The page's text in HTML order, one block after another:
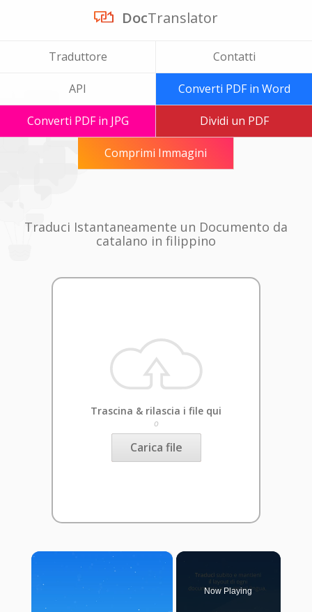
DocTranslator
Traduttore Contatti
API Converti PDF in Word
Converti PDF in JPG Dividi un PDF
Comprimi Immagini
Traduci Istantaneamente un Documento da
catalano in filippino
Trascina & rilascia i file qui
o
Carica file
×
Now Playing